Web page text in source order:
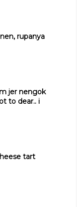
rupanya
jer nengok
to dear.. i
tart